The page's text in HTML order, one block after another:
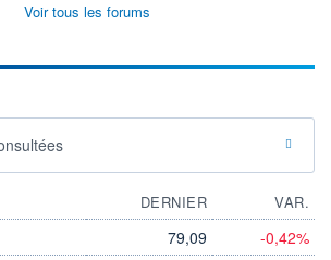
Voir tous les forums
DERNIER
VAR.
79,09 -0,42%